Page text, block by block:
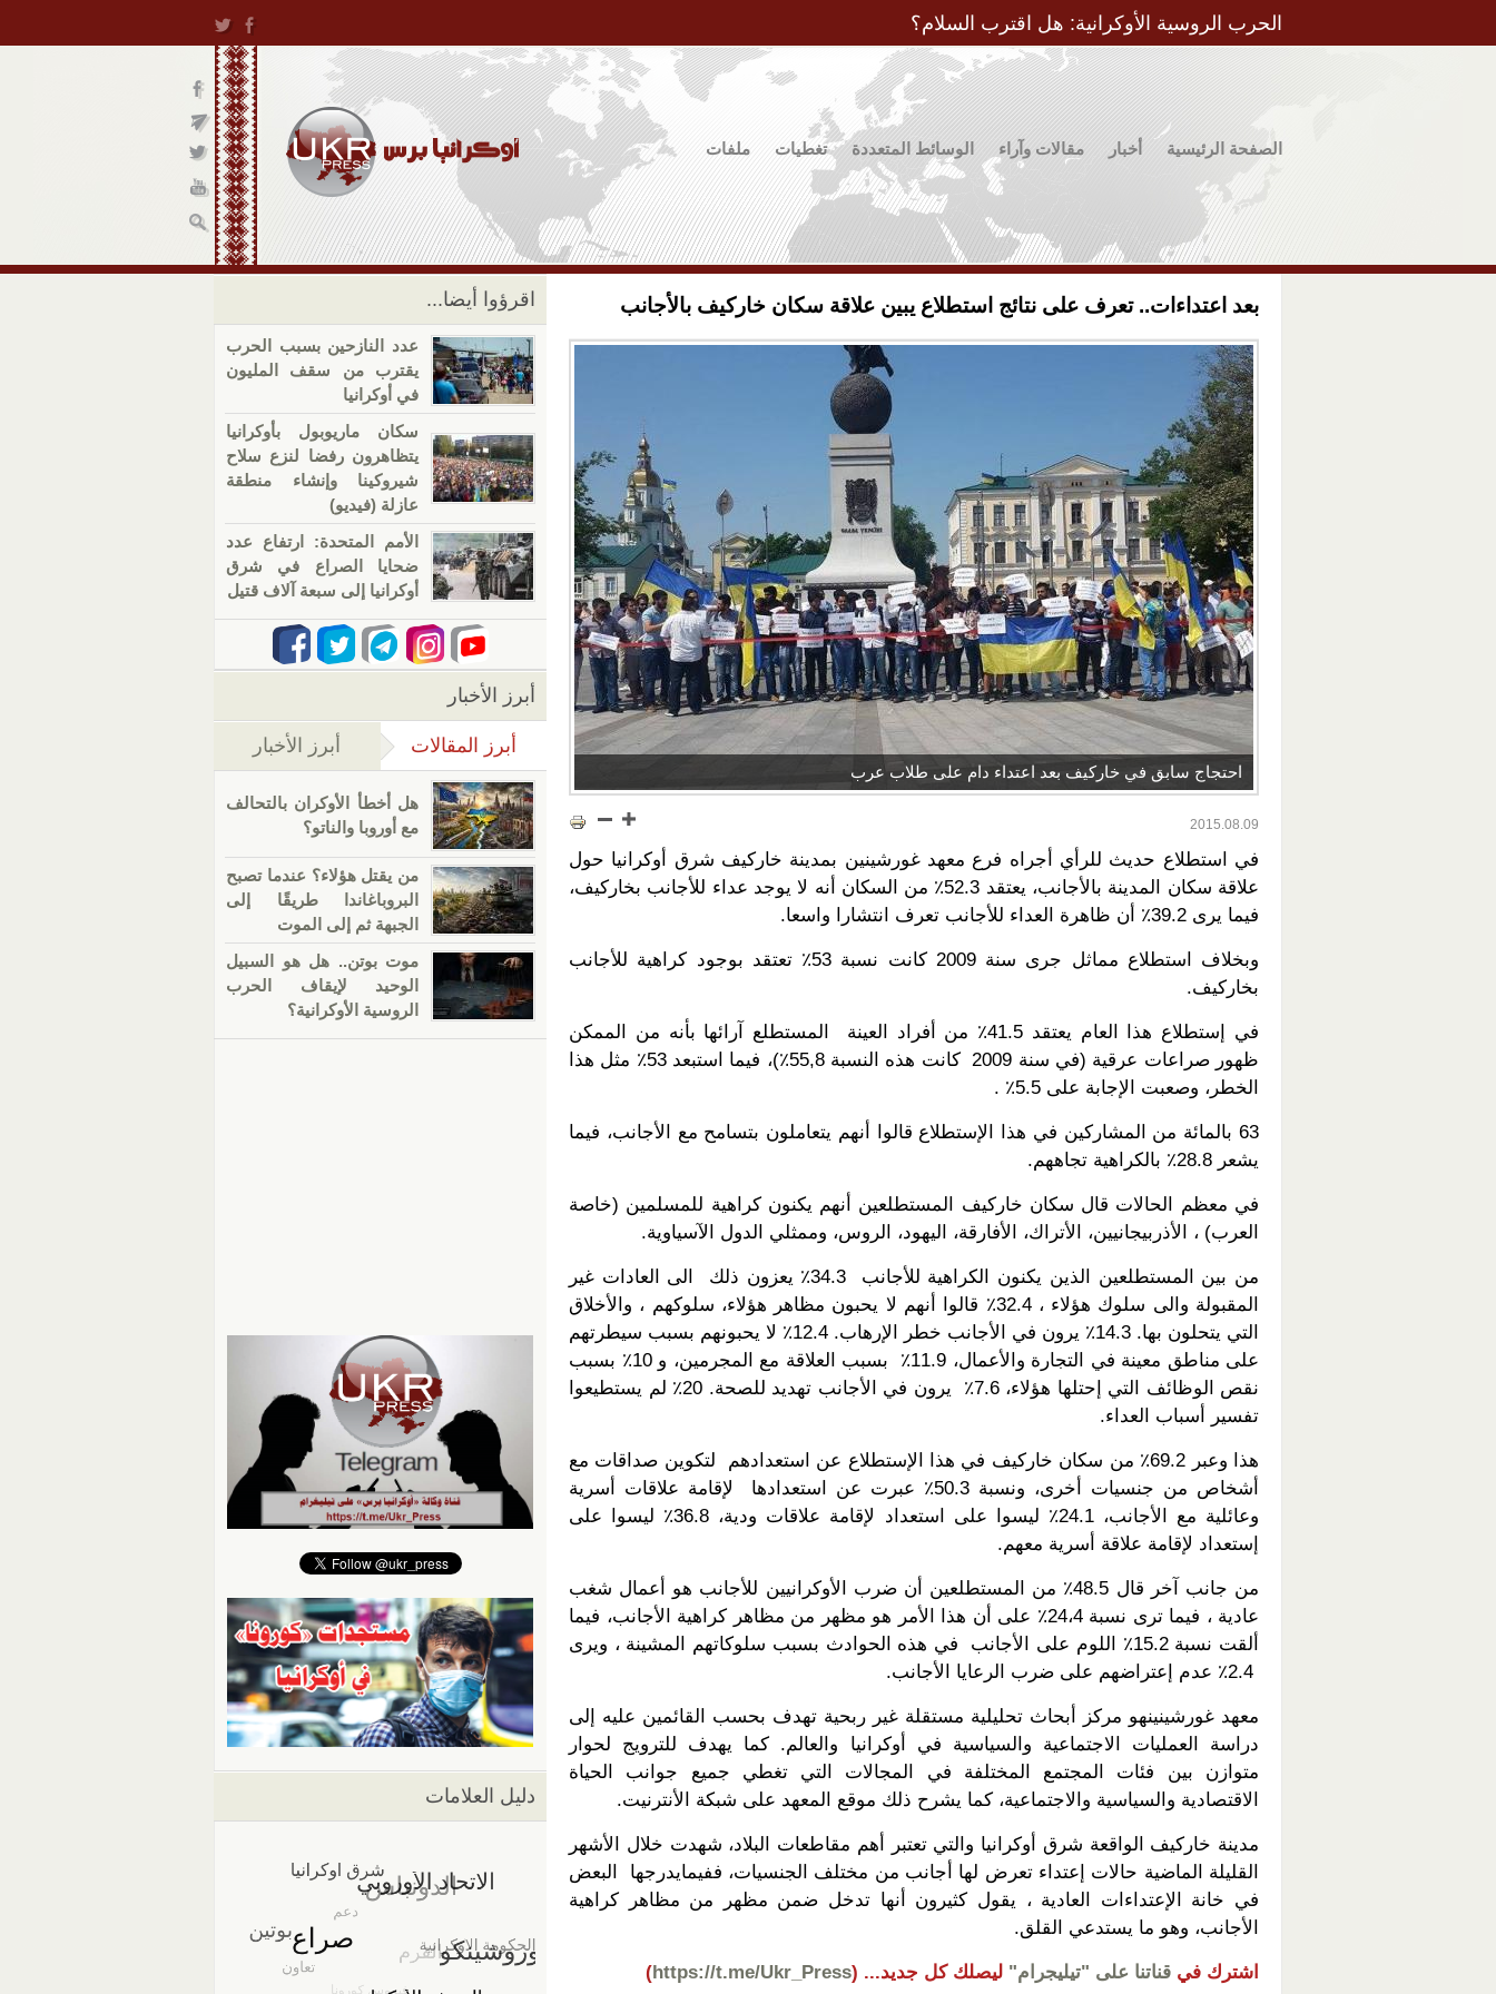
الحرب الروسية الأوكرانية: هل اقترب السلام؟
الصفحة الرئيسية أخبار مقالات وآراء الوسائط المتعددة تغطيات ملفات
بعد اعتداءات.. تعرف على نتائج استطلاع يبين علاقة سكان خاركيف بالأجانب
احتجاج سابق في خاركيف بعد اعتداء دام على طلاب عرب
2015.08.09
في استطلاع حديث للرأي أجراه فرع معهد غورشينين بمدينة خاركيف شرق أوكرانيا حول
علاقة سكان المدينة بالأجانب، يعتقد 52.3٪ من السكان أنه لا يوجد عداء للأجانب بخاركيف،
فيما يرى 39.2٪ أن ظاهرة العداء للأجانب تعرف انتشارا واسعا.
وبخلاف استطلاع مماثل جرى سنة 2009 كانت نسبة 53٪ تعتقد بوجود كراهية للأجانب
بخاركيف.
في إستطلاع هذا العام يعتقد 41.5٪ من أفراد العينة المستطلع آرائها بأنه من الممكن
ظهور صراعات عرقية (في سنة 2009 كانت هذه النسبة 55,8٪)، فيما استبعد 53٪ مثل هذا
الخطر، وصعبت الإجابة على 5.5٪ .
63 بالمائة من المشاركين في هذا الإستطلاع قالوا أنهم يتعاملون بتسامح مع الأجانب، فيما
يشعر 28.8٪ بالكراهية تجاههم.
في معظم الحالات قال سكان خاركيف المستطلعين أنهم يكنون كراهية للمسلمين (خاصة
العرب) ، الأذربيجانيين، الأتراك، الأفارقة، اليهود، الروس، وممثلي الدول الآسياوية.
من بين المستطلعين الذين يكنون الكراهية للأجانب 34.3٪ يعزون ذلك الى العادات غير
المقبولة والى سلوك هؤلاء ، 32.4٪ قالوا أنهم لا يحبون مظاهر هؤلاء، سلوكهم ، والأخلاق
التي يتحلون بها. 14.3٪ يرون في الأجانب خطر الإرهاب. 12.4٪ لا يحبونهم بسبب سيطرتهم
على مناطق معينة في التجارة والأعمال، 11.9٪ بسبب العلاقة مع المجرمين، و 10٪ بسبب
نقص الوظائف التي إحتلها هؤلاء، 7.6٪ يرون في الأجانب تهديد للصحة. 20٪ لم يستطيعوا
تفسير أسباب العداء.
هذا وعبر 69.2٪ من سكان خاركيف في هذا الإستطلاع عن استعدادهم لتكوين صداقات مع
أشخاص من جنسيات أخرى، ونسبة 50.3٪ عبرت عن استعدادها لإقامة علاقات أسرية
وعائلية مع الأجانب، 24.1٪ ليسوا على استعداد لإقامة علاقات ودية، 36.8٪ ليسوا على
إستعداد لإقامة علاقة أسرية معهم.
من جانب آخر قال 48.5٪ من المستطلعين أن ضرب الأوكرانيين للأجانب هو أعمال شغب
عادية ، فيما ترى نسبة 24،4٪ على أن هذا الأمر هو مظهر من مظاهر كراهية الأجانب، فيما
ألقت نسبة 15.2٪ اللوم على الأجانب في هذه الحوادث بسبب سلوكاتهم المشينة ، ويرى
معهد غورشينينهو مركز أبحاث تحليلية مستقلة غير ربحية تهدف بحسب القائمين عليه إلى
دراسة العمليات الاجتماعية والسياسية في أوكرانيا والعالم. كما يهدف للترويج لحوار
متوازن بين فئات المجتمع المختلفة في المجالات التي تغطي جميع جوانب الحياة
الاقتصادية والسياسية والاجتماعية، كما يشرح ذلك موقع المعهد على شبكة الأنترنيت.
مدينة خاركيف الواقعة شرق أوكرانيا والتي تعتبر أهم مقاطعات البلاد، شهدت خلال الأشهر
القليلة الماضية حالات إعتداء تعرض لها أجانب من مختلف الجنسيات، ففيمايدرجها البعض
في خانة الإعتداءات العادية ، يقول كثيرون أنها تدخل ضمن مظهر من مظاهر كراهية
الأجانب، وهو ما يستدعي القلق.
اشترك في قناتنا على "تيليجرام" ليصلك كل جديد... (
https://t.me/Ukr_Press
)
اقرؤوا أيضا...
عدد النازحين بسبب الحرب
يقترب من سقف المليون
في أوكرانيا
سكان ماريوبول بأوكرانيا
يتظاهرون رفضا لنزع سلاح
شيروكينا وإنشاء منطقة
عازلة (فيديو)
الأمم المتحدة: ارتفاع عدد
ضحايا الصراع في شرق
أوكرانيا إلى سبعة آلاف قتيل
أبرز الأخبار
أبرز المقالات (علامة التبويب النشطة)
أبرز الأخبار
هل أخطأ الأوكران بالتحالف
مع أوروبا والناتو؟
من يقتل هؤلاء؟ عندما تصبح
البروباغاندا طريقًا إلى
الجبهة ثم إلى الموت
موت بوتن.. هل هو السبيل
الوحيد لإيقاف الحرب
الروسية الأوكرانية؟
دليل العلامات